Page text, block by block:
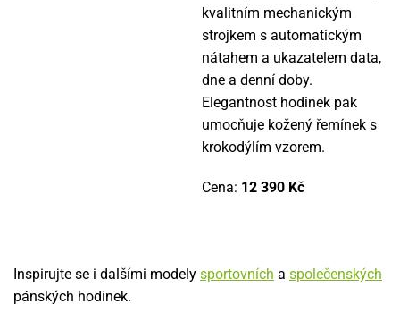
kvalitním mechanickým
strojkem s automatickým
nátahem a ukazatelem data,
dne a denní doby.
Elegantnost hodinek pak
umocňuje kožený řemínek s
krokodýlím vzorem.
Cena: 12 390 Kč
Inspirujte se i dalšími modely sportovních a společenských
pánských hodinek.